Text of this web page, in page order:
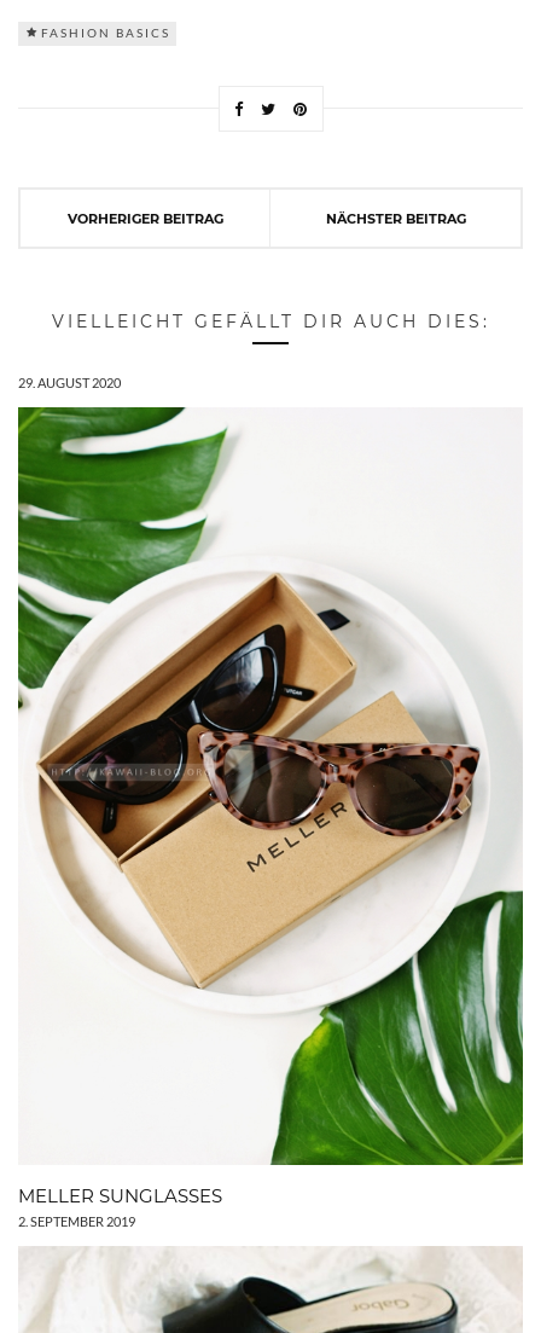
FASHION BASICS
VORHERIGER BEITRAG NÄCHSTER BEITRAG
VIELLEICHT GEFÄLLT DIR AUCH DIES:
29. AUGUST 2020
MELLER SUNGLASSES
2. SEPTEMBER 2019